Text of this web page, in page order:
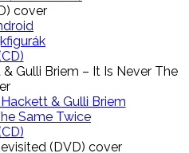
& Gulli Briem
Same Twice